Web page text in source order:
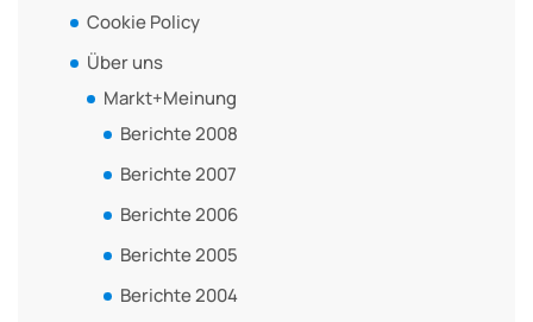
Cookie Policy
Über uns
Markt+Meinung
Berichte 2008
Berichte 2007
Berichte 2006
Berichte 2005
Berichte 2004